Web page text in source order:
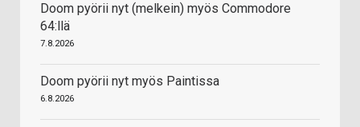
Doom pyörii nyt (melkein) myös Commodore
64:llä
7.8.2026
Doom pyörii nyt myös Paintissa
6.8.2026